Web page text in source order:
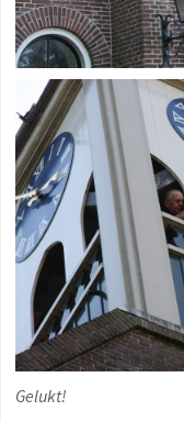
Gelukt!